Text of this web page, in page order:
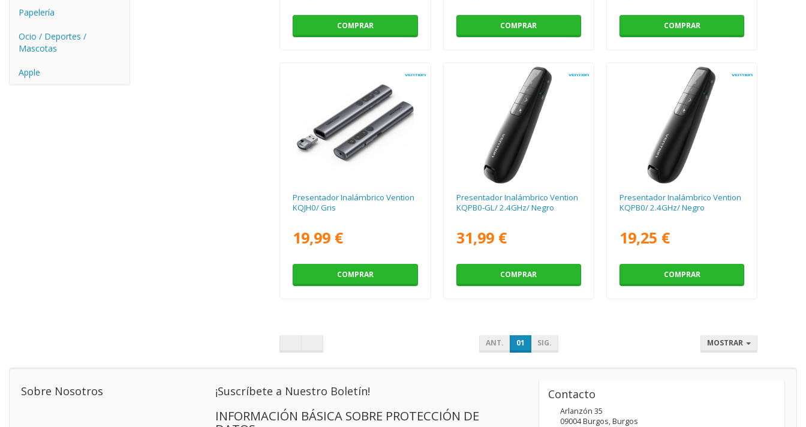
Papelería
Ocio / Deportes /
Mascotas
Apple
COMPRAR COMPRAR COMPRAR
Presentador Inalámbrico Vention
KQJH0/ Gris
19,99 €
COMPRAR
Presentador Inalámbrico Vention
KQPB0-GL/ 2.4GHz/ Negro
31,99 €
COMPRAR
Presentador Inalámbrico Vention
KQPB0/ 2.4GHz/ Negro
19,25 €
COMPRAR
ANT. 01 SIG. MOSTRAR
Sobre Nosotros ¡Suscríbete a Nuestro Boletín!
INFORMACIÓN BÁSICA SOBRE PROTECCIÓN DE
Contacto
Arlanzón 35
09004Burgos,Burgos